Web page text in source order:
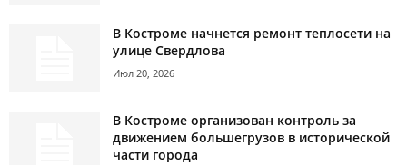
В Костроме начнется ремонт теплосети на
улице Свердлова
Июл 20, 2026
В Костроме организован контроль за
движением большегрузов в исторической
части города